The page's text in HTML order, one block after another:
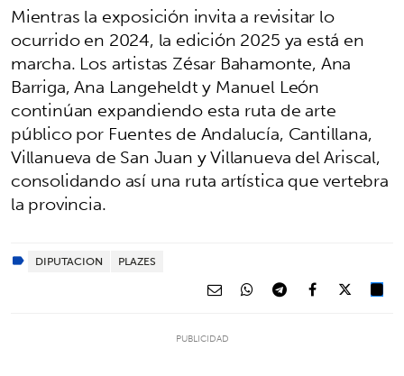
Mientras la exposición invita a revisitar lo
ocurrido en 2024, la edición 2025 ya está en
marcha. Los artistas Zésar Bahamonte, Ana
Barriga, Ana Langeheldt y Manuel León
continúan expandiendo esta ruta de arte
público por Fuentes de Andalucía, Cantillana,
Villanueva de San Juan y Villanueva del Ariscal,
consolidando así una ruta artística que vertebra
la provincia.
DIPUTACION PLAZES